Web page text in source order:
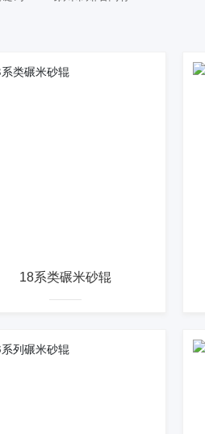
18系类碾米砂辊